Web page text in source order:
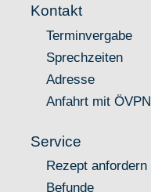
Kontakt
Terminvergabe
Sprechzeiten
Adresse
Anfahrt mit ÖVPN
Service
Rezept anfordern
Befunde